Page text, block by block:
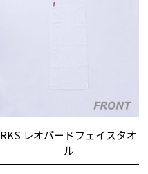
RKS レオパードフェイスタオ
ル